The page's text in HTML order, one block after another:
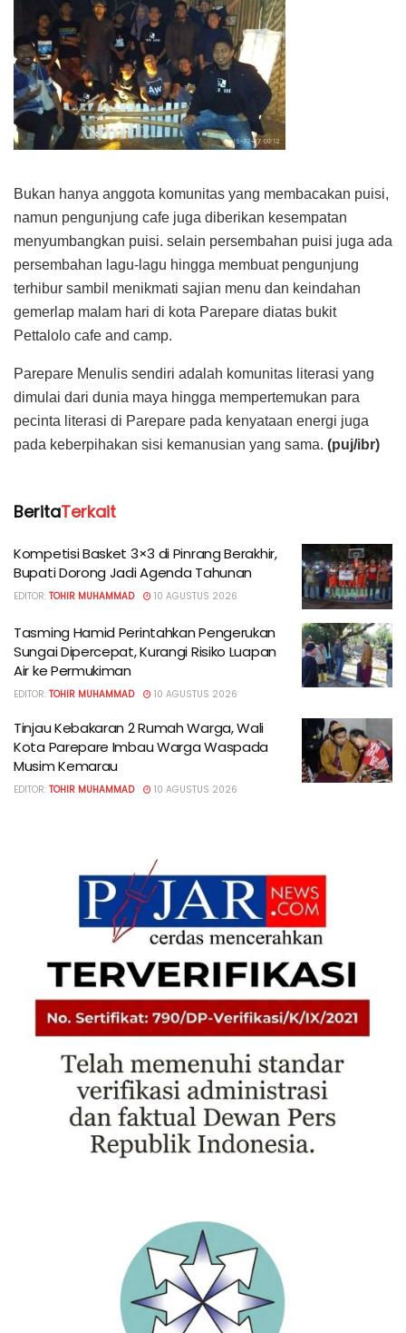
Bukan hanya anggota komunitas yang membacakan puisi,
namun pengunjung cafe juga diberikan kesempatan
menyumbangkan puisi. selain persembahan puisi juga ada
persembahan lagu-lagu hingga membuat pengunjung
terhibur sambil menikmati sajian menu dan keindahan
gemerlap malam hari di kota Parepare diatas bukit
Pettalolo cafe and camp.
Parepare Menulis sendiri adalah komunitas literasi yang
dimulai dari dunia maya hingga mempertemukan para
pecinta literasi di Parepare pada kenyataan energi juga
pada keberpihakan sisi kemanusian yang sama. (puj/ibr)
BeritaTerkait
Kompetisi Basket 3×3 di Pinrang Berakhir,
Bupati Dorong Jadi Agenda Tahunan
EDITOR: TOHIR MUHAMMAD 10 AGUSTUS 2026
Tasming Hamid Perintahkan Pengerukan
Sungai Dipercepat, Kurangi Risiko Luapan
Air ke Permukiman
EDITOR: TOHIR MUHAMMAD 10 AGUSTUS 2026
Tinjau Kebakaran 2 Rumah Warga, Wali
Kota Parepare Imbau Warga Waspada
Musim Kemarau
EDITOR: TOHIR MUHAMMAD 10 AGUSTUS 2026